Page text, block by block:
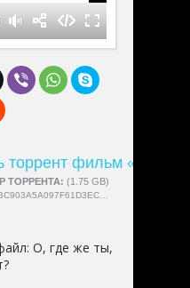
торрент фильм «О, где
ТОРРЕНТА: (1.75 GB)
О, где же ты,